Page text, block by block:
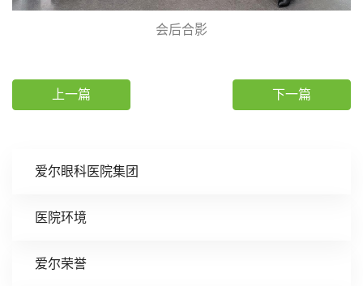
爱尔眼科医院集团
医院环境
爱尔荣誉
会后合影
上一篇 下一篇